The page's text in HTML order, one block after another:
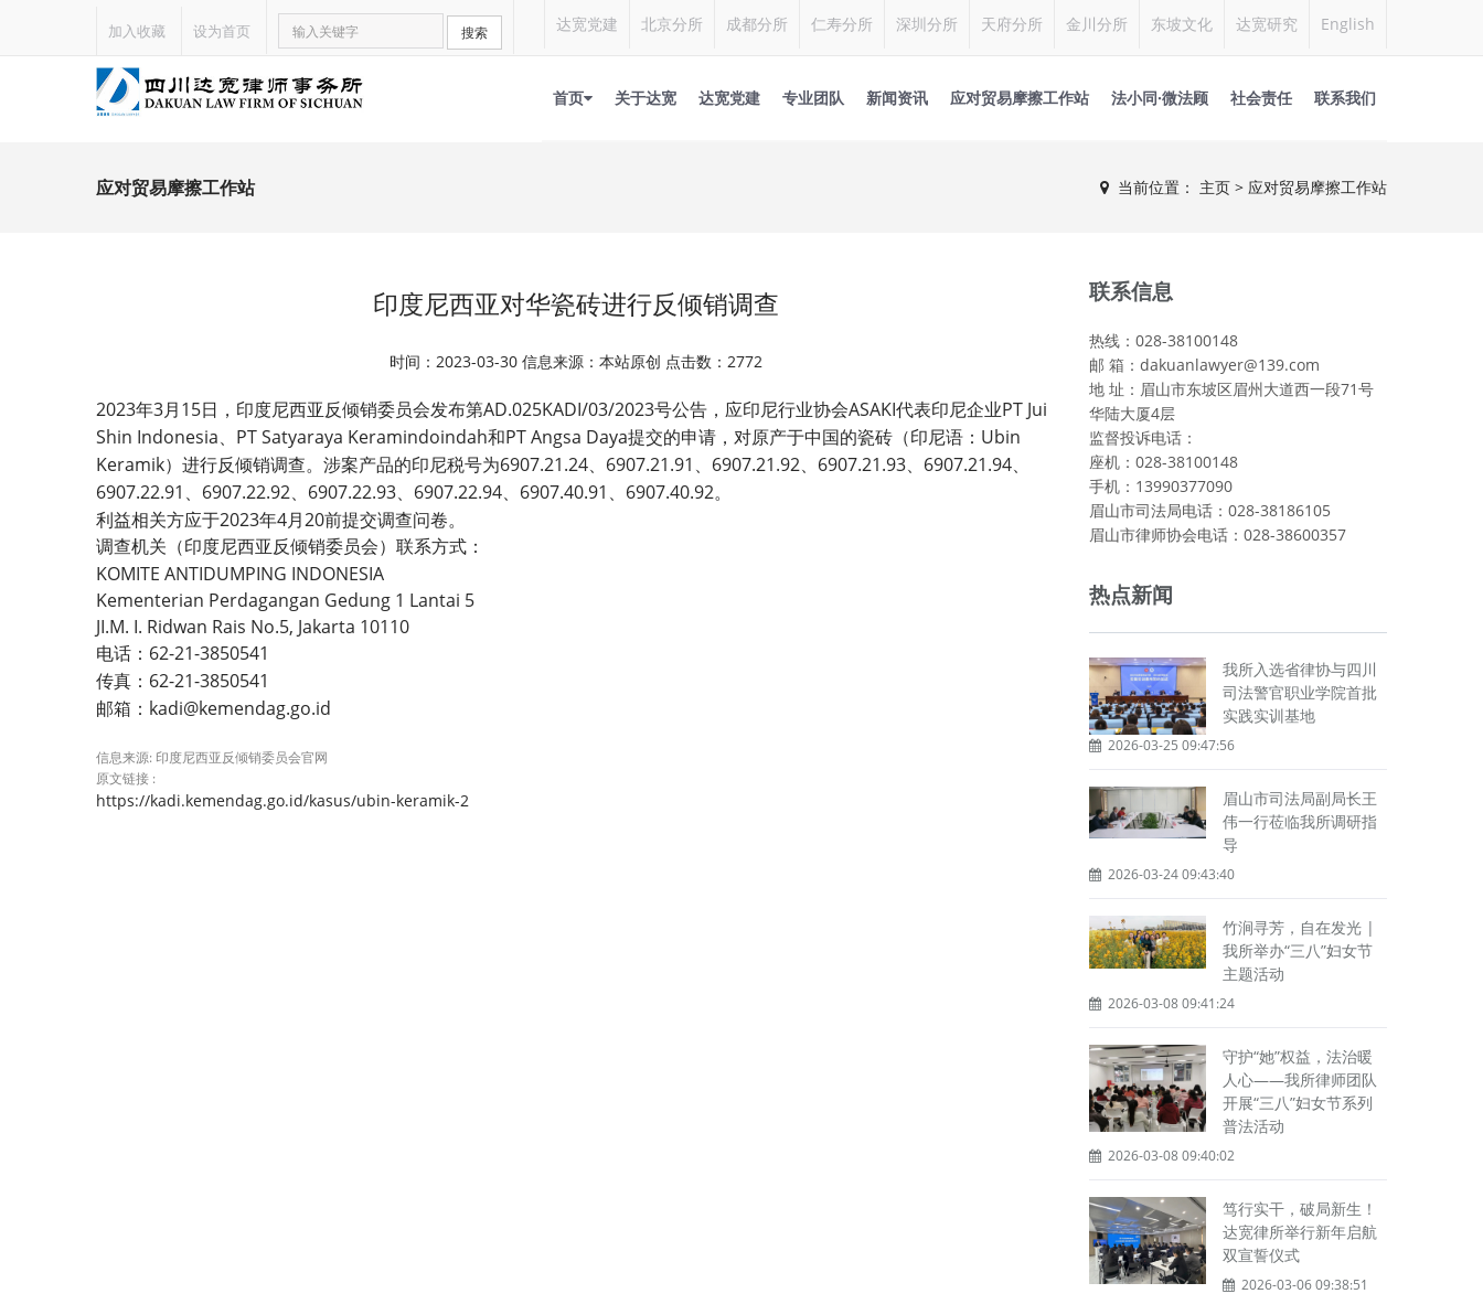
加入收藏 设为首页 搜索 达宽党建 北京分所 成都分所 仁寿分所 深圳分所 天府分所 金川分所 东坡文化 达宽研究 English
首页 关于达宽 达宽党建 专业团队 新闻资讯 应对贸易摩擦工作站 法小同·微法顾 社会责任 联系我们
应对贸易摩擦工作站 当前位置： 主页 > 应对贸易摩擦工作站
印度尼西亚对华瓷砖进行反倾销调查
时间：2023-03-30 信息来源：本站原创 点击数：2772
2023年3月 15日，印度尼西亚反倾销委员会发布第AD.025KADI/03/2023号公告，应印尼行业协会ASAKI代表印尼企业PT Jui
Shin Indonesia
PT Satyaraya Keramindoindah和PT Angsa Daya提交的申请，对原产于中国的瓷砖（印尼语： Ubin
Keramik）进行反倾销调查。涉案产品的印尼税号为6907.21.24 6907.21.91 6907.21.92 6907.21.93 6907.21.94
6907.22.91 6907.22.92 6907.22.93 6907.22.94 6907.40.91 6907.40.92。
利益相关方应于2023年4月 20前提交调查问卷。
调查机关（印度尼西亚反倾销委员会）联系方式：
KOMITE ANTIDUMPING INDONESIA
Kementerian Perdagangan Gedung 1 Lantai 5
JI.M. I. Ridwan Rais No.5, Jakarta 10110
电话： 62-21-3850541
传真： 62-21-3850541
邮箱： kadi@kemendag.go.id
信息来源: 印度尼西亚反倾销委员会官网
原文链接 :
https://kadi.kemendag.go.id/kasus/ubin-keramik-2
联系信息
热线：028-38100148
邮 箱：dakuanlawyer@139.com
地 址：眉山市东坡区眉州大道西一段71号
华陆大厦4层
监督投诉电话：
座机：028-38100148
手机：13990377090
眉山市司法局电话：028-38186105
眉山市律师协会电话：028-38600357
热点新闻
我所入选省律协与四川
司法警官职业学院首批
实践实训基地
2026-03-25 09:47:56
眉山市司法局副局长王
伟一行莅临我所调研指
导
2026-03-24 09:43:40
竹涧寻芳，自在发光 |
我所举办“三八”妇女节
主题活动
2026-03-08 09:41:24
守护“她”权益，法治暖
人心——我所律师团队
开展“三八”妇女节系列
普法活动
2026-03-08 09:40:02
笃行实干，破局新生！
达宽律所举行新年启航
双宣誓仪式
2026-03-06 09:38:51